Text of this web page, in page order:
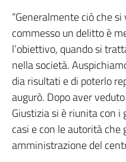
“Generalmente ciò che
commesso un delitto è
l’obiettivo, quando si
nella società.
dia risultati e di poterlo
augurò. Dopo aver
Giustizia si è riunita con
casi e con le autorità che
amministrazione del